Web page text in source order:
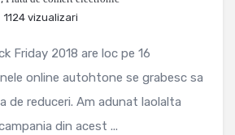
1124 vizualizari
Friday 2018 are loc pe 16
online autohtone se grabesc sa
de reduceri. Am adunat laolalta
din acest ...